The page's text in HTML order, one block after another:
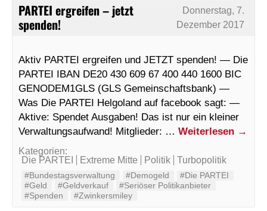
PARTEI ergreifen – jetzt
spenden!
Donnerstag, 7.
Dezember 2017
Aktiv PARTEI ergreifen und JETZT spenden! — Die
PARTEI IBAN DE20 430 609 67 400 440 1600 BIC
GENODEM1GLS (GLS Gemeinschaftsbank) —
Was Die PARTEI Helgoland auf facebook sagt: —
Aktive: Spendet Ausgaben! Das ist nur ein kleiner
Verwaltungsaufwand! Mitglieder: … Weiterlesen →
Kategorien:
Die PARTEI
Extreme Mitte Politik Turbopolitik
#Bundestagsverwaltung #Demogeld
#Die PARTEI
#Geld
#Geldverkauf
#Seriöser Politikanbieter
#Spenden
#Zwinkersmiley